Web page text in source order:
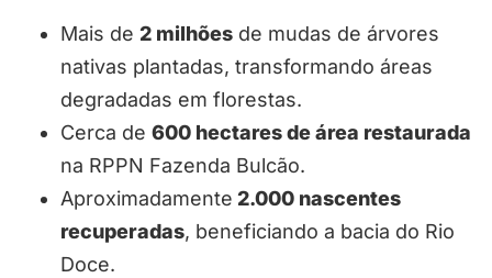
Mais de 2 milhões de mudas de árvores
nativas plantadas, transformando áreas
degradadas em florestas.
Cerca de 600 hectares de área restaurada
na RPPN Fazenda Bulcão.
Aproximadamente 2.000 nascentes
recuperadas, beneficiando a bacia do Rio
Doce.